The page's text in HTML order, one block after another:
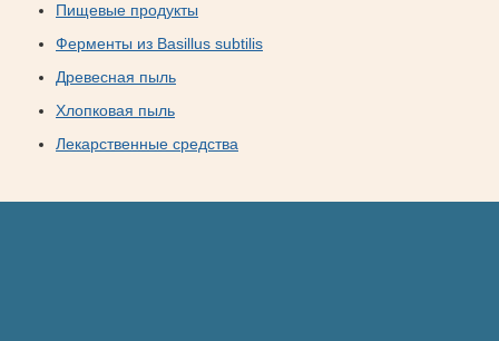
Пищевые продукты
Ферменты из Basillus subtilis
Древесная пыль
Хлопковая пыль
Лекарственные средства